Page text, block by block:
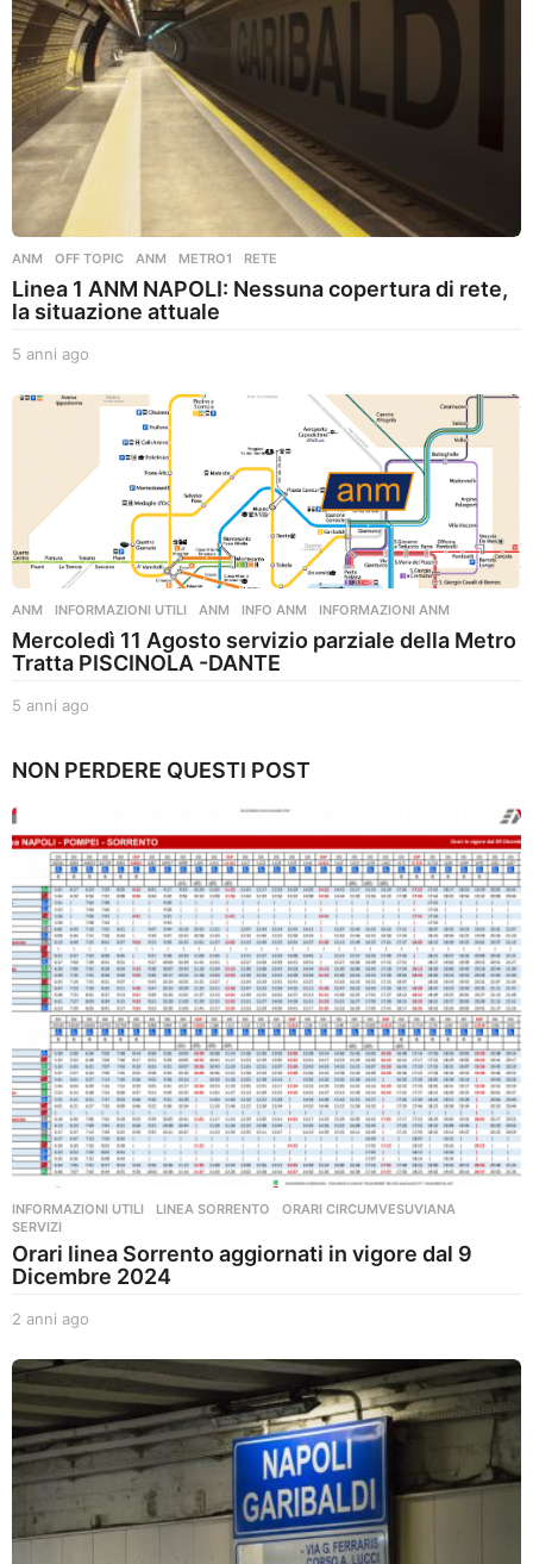
ANM ,OFF TOPIC ANM ,METRO1 ,RETE
Linea 1 ANM NAPOLI: Nessuna copertura di rete,
la situazione attuale
5 anni ago
n
a
ANM ,INFORMAZIONI UTILI ANM ,INFO ANM ,INFORMAZIONI ANM
Mercoledì 11 Agosto servizio parziale della Metro
Tratta PISCINOLA -DANTE
5 anni ago
n
g
o
NON PERDERE QUESTI POST
INFORMAZIONI UTILI ,LINEA SORRENTO ,ORARI CIRCUMVESUVIANA
SERVIZI
Orari linea Sorrento aggiornati in vigore dal 9
Dicembre 2024
2 anni ago
n
n
i
a
g
o